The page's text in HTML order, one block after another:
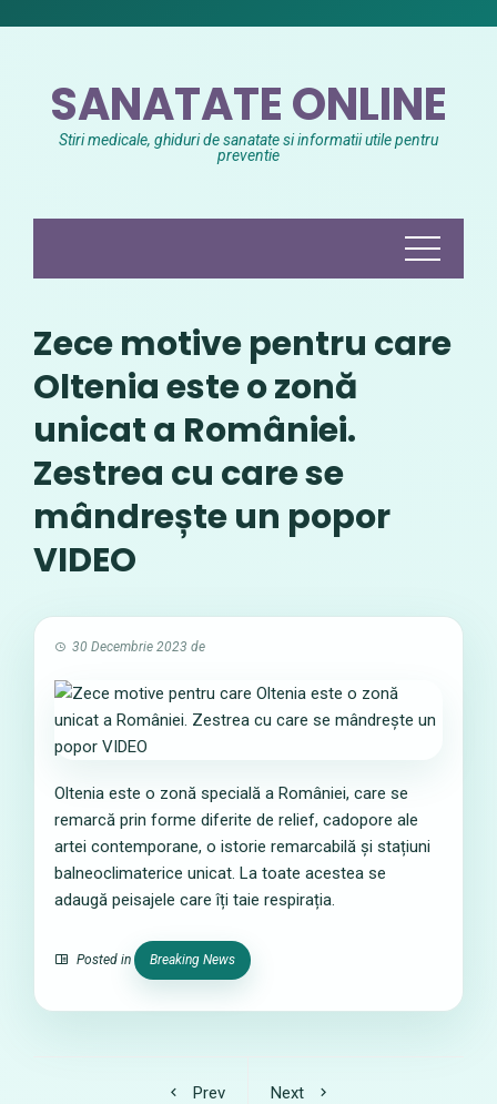
SANATATE ONLINE
Stiri medicale, ghiduri de sanatate si informatii utile pentru
preventie
Zece motive pentru care
Oltenia este o zonă
unicat a României.
Zestrea cu care se
mândrește un popor
VIDEO
30 Decembrie 2023 de
Oltenia este o zonă specială a României, care se
remarcă prin forme diferite de relief, cadopore ale
artei contemporane, o istorie remarcabilă și stațiuni
balneoclimaterice unicat. La toate acestea se
adaugă peisajele care îți taie respirația.
Posted in Breaking News
Prev
Next